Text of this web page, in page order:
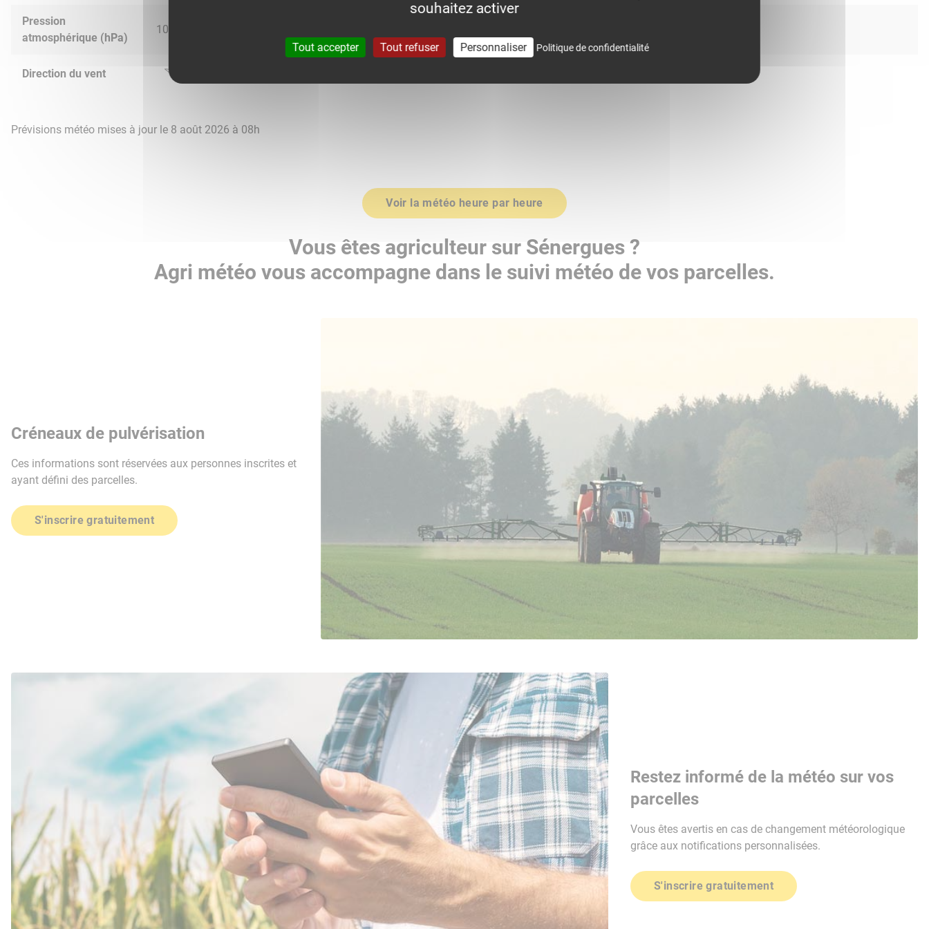
Pression
atmosphérique (hPa)
1016.0
Direction du vent
Prévisions météo mises à jour le 8 août 2026 à 08h
Voir la météo heure par heure
Vous êtes agriculteur sur Sénergues ?
Agri météo vous accompagne dans le suivi météo de vos parcelles.
Créneaux de pulvérisation
Ces informations sont réservées aux personnes inscrites et
ayant défini des parcelles.
S'inscrire gratuitement
Restez informé de la météo sur vos
parcelles
Vous êtes avertis en cas de changement météorologique
grâce aux notifications personnalisées.
S'inscrire gratuitement
souhaitez activer
Tout accepter Tout refuser Personnaliser Politique de confidentialité